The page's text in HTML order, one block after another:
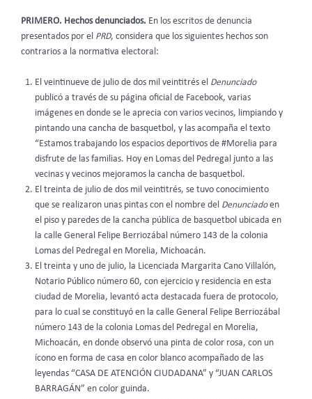
PRIMERO. Hechos denunciados. En los escritos de denuncia
presentados por el PRD, considera que los siguientes hechos son
contrarios a la normativa electoral:
El veintinueve de julio de dos mil veintitrés el Denunciado
publicó a través de su página oficial de Facebook, varias
imágenes en donde se le aprecia con varios vecinos, limpiando y
pintando una cancha de basquetbol, y las acompaña el texto
“Estamos trabajando los espacios deportivos de #Morelia para
disfrute de las familias. Hoy en Lomas del Pedregal junto a las
vecinas y vecinos mejoramos la cancha de basquetbol.
El treinta de julio de dos mil veintitrés, se tuvo conocimiento
que se realizaron unas pintas con el nombre del Denunciadoen
el piso y paredes de la cancha pública de basquetbol ubicada en
la calle General Felipe Berriozábal número 143 de la colonia
Lomas del Pedregal en Morelia, Michoacán.
El treinta y uno de julio, la Licenciada Margarita Cano Villalón,
Notario Público número 60, con ejercicio y residencia en esta
ciudad de Morelia, levantó acta destacada fuera de protocolo,
para lo cual se constituyó en la calle General Felipe Berriozábal
número 143 de la colonia Lomas del Pedregal en Morelia,
Michoacán, en donde observó una pinta de color rosa, con un
ícono en forma de casa en color blanco acompañado de las
leyendas “CASA DE ATENCIÓN CIUDADANA” y “JUAN CARLOS
BARRAGÁN” en color guinda.